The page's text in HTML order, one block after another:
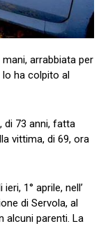
arrabbiata per
lo ha colpito al
di 73 anni, fatta
vittima, di 69, ora
1° aprile, nell’
di Servola, al
alcuni parenti. La